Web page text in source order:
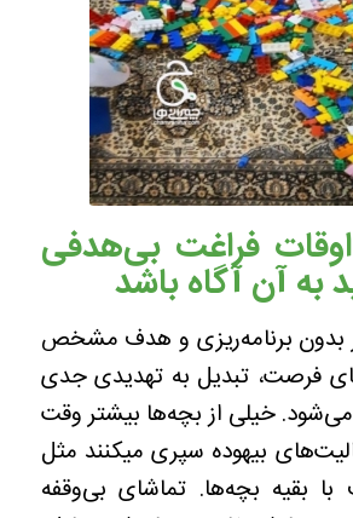
فراغت بی‌هدفی
به آن آگاه باشد
بدون برنامه‌ریزی و هدف مشخص
فرصت، تبدیل به تهدیدی جدی
خیلی از بچه‌ها بیشتر وقت
بیهوده سپری میکنند مثل
بقیه بچه‌ها. تماشای بی‌وقفه